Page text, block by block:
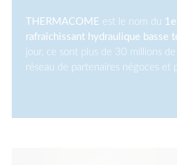
THERMACOME est le nom du
rafraîchissant hydraulique basse
jour, ce sont plus de 30 millions
réseau de partenaires négoces et